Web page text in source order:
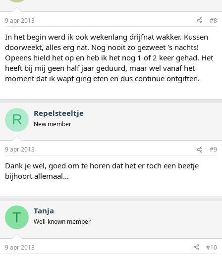
9 apr 2013 #8
In het begin werd ik ook wekenlang drijfnat wakker. Kussen
doorweekt, alles erg nat. Nog nooit zo gezweet 's nachts!
Opeens hield het op en heb ik het nog 1 of 2 keer gehad. Het
heeft bij mij geen half jaar geduurd, maar wel vanaf het
moment dat ik wapf ging eten en dus continue ontgiften.
R Repelsteeltje
New member
9 apr 2013 #9
Dank je wel, goed om te horen dat het er toch een beetje
bijhoort allemaal...
T Tanja
Well-known member
9 apr 2013 #10